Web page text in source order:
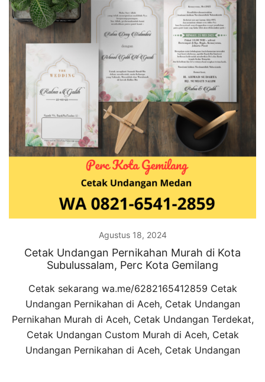
Agustus 18, 2024
Cetak Undangan Pernikahan Murah di Kota
Subulussalam, Perc Kota Gemilang
Cetak sekarang wa.me/6282165412859 Cetak
Undangan Pernikahan di Aceh, Cetak Undangan
Pernikahan Murah di Aceh, Cetak Undangan Terdekat,
Cetak Undangan Custom Murah di Aceh, Cetak
Undangan Pernikahan di Aceh, Cetak Undangan